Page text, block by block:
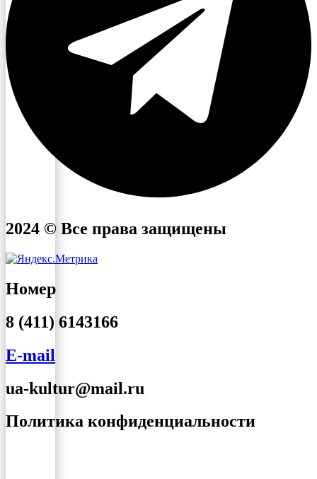
2024 © Все права защищены
Номер
8 (411) 6143166
E-mail
ua-kultur@mail.ru
Политика конфиденциальности